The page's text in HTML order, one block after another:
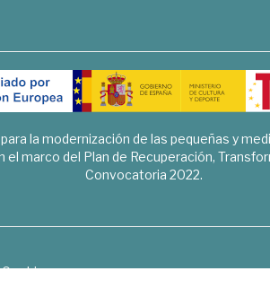
la modernización de las pequeñas y
el marco del Plan de Recuperación,
Convocatoria 2022.
Cookies